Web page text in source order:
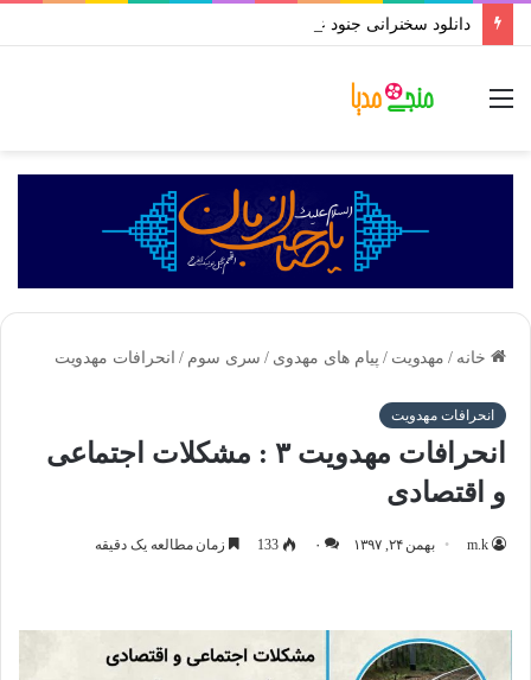
خانه / مهدویت / پیام های مهدوی / سری سوم / انحرافات مهدویت
انحرافات مهدویت
انحرافات مهدویت ۳ : مشکلات اجتماعی
و اقتصادی
m.k بهمن ۲۴, ۱۳۹۷ ۰ 133 زمان مطالعه یک دقیقه